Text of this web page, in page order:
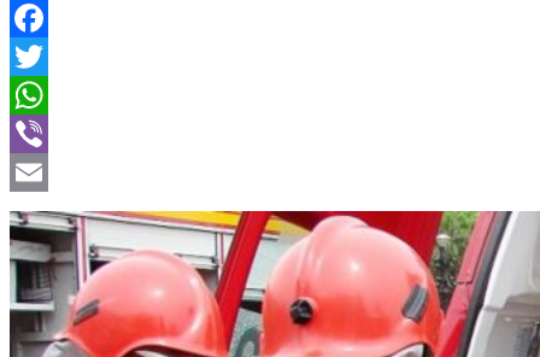
Facebook
Twitter
WhatsApp
Viber
Email